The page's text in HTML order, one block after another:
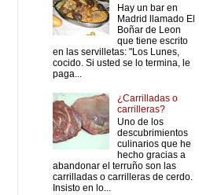
Hay un bar en
Madrid llamado El
Boñar de Leon
que tiene escrito
en las servilletas: "Los Lunes,
cocido. Si usted se lo termina, le
paga...
¿Carrilladas o
carrilleras?
Uno de los
descubrimientos
culinarios que he
hecho gracias a
abandonar el terruño son las
carrilladas o carrilleras de cerdo.
Insisto en lo...